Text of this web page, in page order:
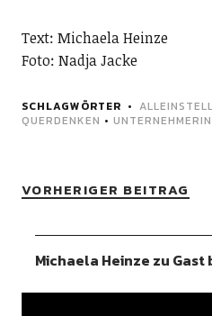
Text: Michaela Heinze
Foto: Nadja Jacke
SCHLAGWÖRTER
QUERDENKEN •
VORHERIGER BEITRAG
Michaela Heinze zu Gast